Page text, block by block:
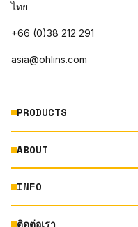
ไทย
+66 (0)38 212 291
asia@ohlins.com
PRODUCTS
MOTORCYCLE
AUTOMOTIVE
ABOUT
ABOUT US
RACING
INFO
ติดต่อเรา